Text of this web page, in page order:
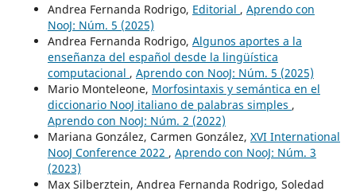
Andrea Fernanda Rodrigo, Editorial , Aprendo con
NooJ: Núm. 5 (2025)
Andrea Fernanda Rodrigo, Algunos aportes a la
enseñanza del español desde la lingüística
computacional , Aprendo con NooJ: Núm. 5 (2025)
Mario Monteleone, Morfosintaxis y semántica en el
diccionario NooJ italiano de palabras simples ,
Aprendo con NooJ: Núm. 2 (2022)
Mariana González, Carmen González, XVI International
NooJ Conference 2022 , Aprendo con NooJ: Núm. 3
(2023)
Max Silberztein, Andrea Fernanda Rodrigo, Soledad